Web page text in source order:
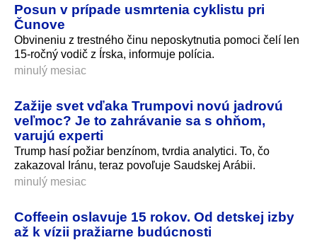
Posun v prípade usmrtenia cyklistu pri
Čunove
Obvineniu z trestného činu neposkytnutia pomoci čelí len
15-ročný vodič z Írska, informuje polícia.
minulý mesiac
Zažije svet vďaka Trumpovi novú jadrovú
veľmoc? Je to zahrávanie sa s ohňom,
varujú experti
Trump hasí požiar benzínom, tvrdia analytici. To, čo
zakazoval Iránu, teraz povoľuje Saudskej Arábii.
minulý mesiac
Coffeein oslavuje 15 rokov. Od detskej izby
až k vízii pražiarne budúcnosti